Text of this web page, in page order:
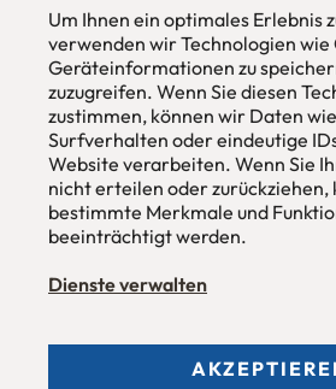
Um Ihnen ein optimales Erlebnis
verwenden wir Technologien wie
Geräteinformationen zu
zuzugreifen. Wenn Sie diesen
zustimmen, können wir Daten
Surfverhalten oder eindeutige
Website verarbeiten. Wenn Sie
nicht erteilen oder zurückziehen,
bestimmte Merkmale und
beeinträchtigt werden.
Dienste verwalten
ohne Mehrpreis nach Maß
Hans Pinsel-Str. 1
im DreierHaus
85540Haar / München
089 / 420 44 535
Fax
089 / 456 00 646
E-Mail
mail@urbana-moebel.de
Öffnungszeiten desMöbelgeschäfts
Samstag 09:30 -16:00 Uhr
und nach Vereinbarung.
Allgemeine